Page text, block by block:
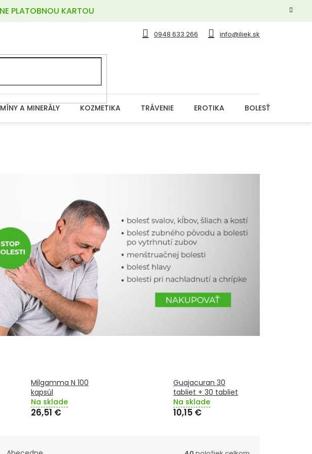
PLATOBNOU KARTOU
0948 633 266 info@iliek.sk
A MINERÁLY KOZMETIKA TRÁVENIE EROTIKA BOLESŤ
Milgamma N 100
kapsúl
Na sklade
26,51 €
Guajacuran 30
tabliet + 30 tabliet
Na sklade
10,15 €